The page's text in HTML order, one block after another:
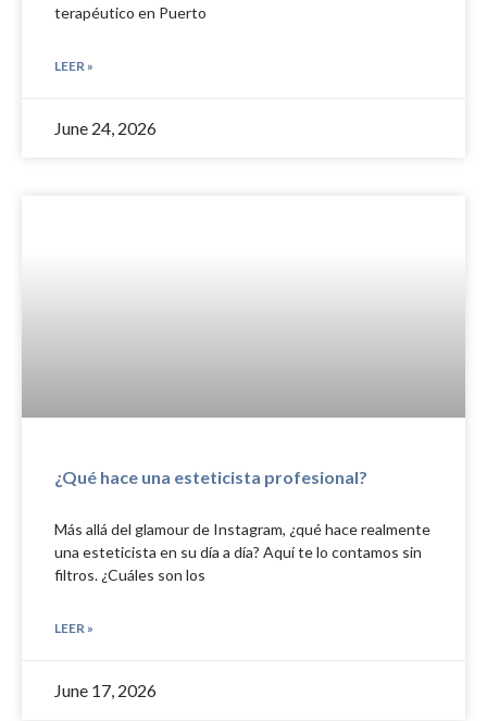
terapéutico en Puerto
LEER »
June 24, 2026
¿Qué hace una esteticista profesional?
Más allá del glamour de Instagram, ¿qué hace realmente
una esteticista en su día a día? Aquí te lo contamos sin
filtros. ¿Cuáles son los
LEER »
June 17, 2026